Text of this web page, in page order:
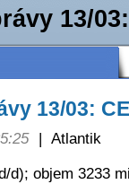
13/
13/03:
| Atlantik
d); objem 3233